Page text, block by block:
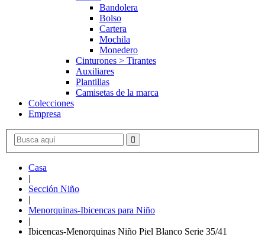
Bandolera
Bolso
Cartera
Mochila
Monedero
Cinturones > Tirantes
Auxiliares
Plantillas
Camisetas de la marca
Colecciones
Empresa
Casa
|
Sección Niño
|
Menorquinas-Ibicencas para Niño
|
Ibicencas-Menorquinas Niño Piel Blanco Serie 35/41